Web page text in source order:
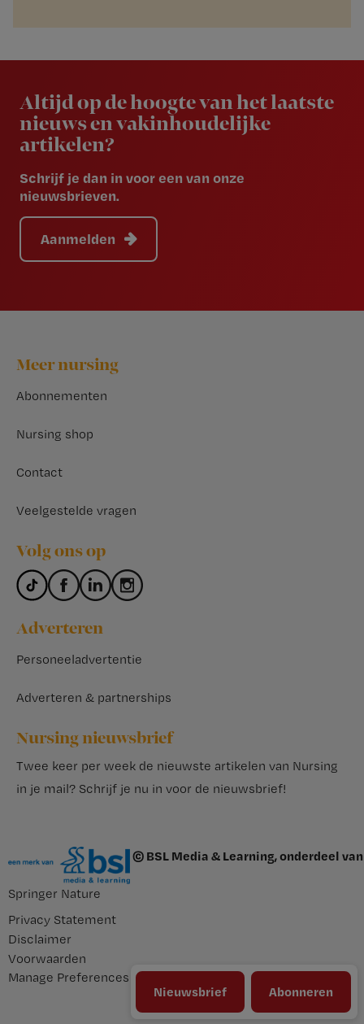
Nieuwsbrief Abonneren
Altijd op de hoogte van het laatste
nieuws en vakinhoudelijke
artikelen?
Schrijf je dan in voor een van onze
nieuwsbrieven.
Aanmelden
Footer
Meer nursing
Abonnementen
Nursing shop
Contact
Veelgestelde vragen
Volg ons op
Adverteren
Personeeladvertentie
Adverteren & partnerships
Nursing nieuwsbrief
Twee keer per week de nieuwste artikelen van Nursing
in je mail? Schrijf je nu in voor de nieuwsbrief!
© BSL Media & Learning, onderdeel van
Springer Nature
Privacy Statement
Disclaimer
Voorwaarden
Manage Preferences